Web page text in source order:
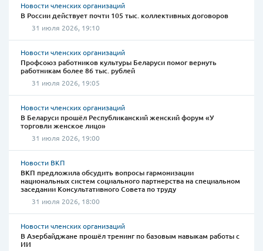
Новости членских организаций
В России действует почти 105 тыс. коллективных договоров
31 июля 2026, 19:10
Новости членских организаций
Профсоюз работников культуры Беларуси помог вернуть
работникам более 86 тыс. рублей
31 июля 2026, 19:05
Новости членских организаций
В Беларуси прошёл Республиканский женский форум «У
торговли женское лицо»
31 июля 2026, 19:00
Новости ВКП
ВКП предложила обсудить вопросы гармонизации
национальных систем социального партнерства на специальном
заседании Консультативного Совета по труду
31 июля 2026, 18:00
Новости членских организаций
В Азербайджане прошёл тренинг по базовым навыкам работы с
ИИ